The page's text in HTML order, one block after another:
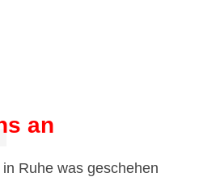
an
Ruhe was geschehen